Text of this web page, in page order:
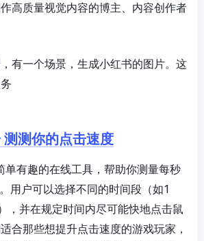
高质量视觉内容的博主、内容创作者
有一个场景，生成小红书的图片。这
测测你的点击速度
单有趣的在线工具，帮助你测量每秒
用户可以选择不同的时间段（如1
，并在规定时间内尽可能快地点击鼠
合那些想提升点击速度的游戏玩家，